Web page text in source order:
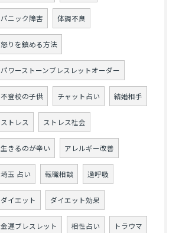
パニック障害 体調不良
怒りを鎮める方法
パワーストーンブレスレットオーダー
不登校の子供 チャット占い 結婚相手
ストレス ストレス社会
生きるのが辛い アレルギー改善
埼玉 占い 転職相談 過呼吸
ダイエット ダイエット効果
金運ブレスレット 相性占い トラウマ